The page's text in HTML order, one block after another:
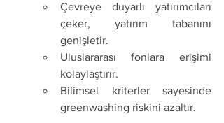
Çevreye duyarlı yatırımcıları
çeker, yatırım tabanını
genişletir.
Uluslararası fonlara erişimi
kolaylaştırır.
Bilimsel kriterler sayesinde
greenwashing riskini azaltır.